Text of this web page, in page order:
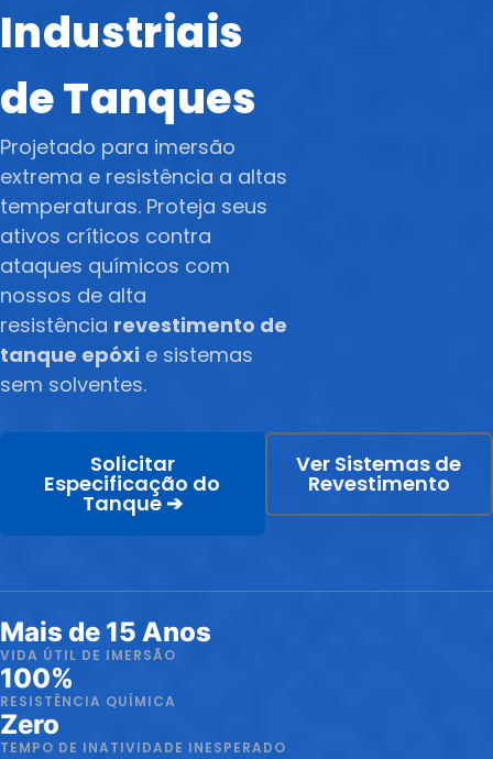
Industriais
de Tanques
Projetado para imersão
extrema e resistência a altas
temperaturas. Proteja seus
ativos críticos contra
ataques químicos com
nossos de alta
resistência revestimento de
tanque epóxi e sistemas
sem solventes.
Solicitar
Especificação do
Tanque ➔
Ver Sistemas de
Revestimento
Mais de 15 Anos
VIDA ÚTIL DE IMERSÃO
100%
RESISTÊNCIA QUÍMICA
Zero
TEMPO DE INATIVIDADE INESPERADO